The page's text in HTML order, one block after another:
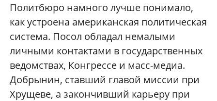
Политбюро намного лучше понимало,
как устроена американская политическая
система. Посол обладал немалыми
личными контактами в государственных
ведомствах, Конгрессе и масс-медиа.
Добрынин, ставший главой миссии при
Хрущеве, а закончивший карьеру при